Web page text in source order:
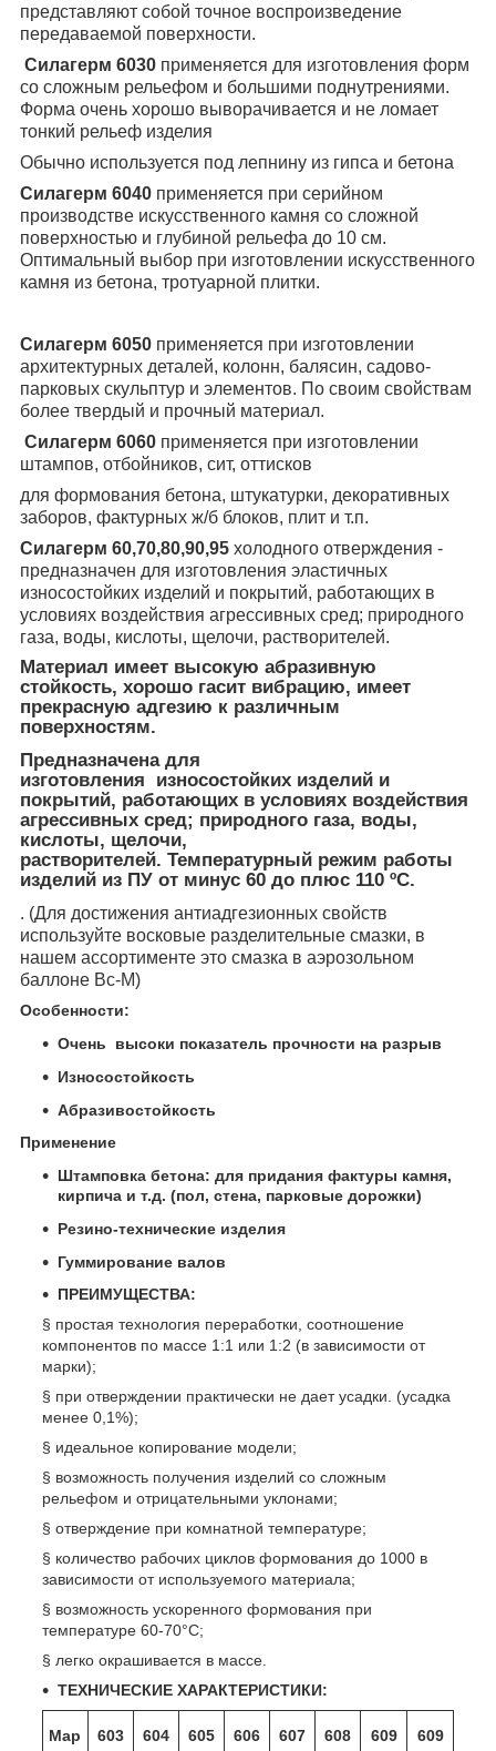
представляют собой точное воспроизведение
передаваемой поверхности.
Силагерм 6030 применяется для изготовления форм
со сложным рельефом и большими поднутрениями.
Форма очень хорошо выворачивается и не ломает
тонкий рельеф изделия
Обычно используется под лепнину из гипса и бетона
Силагерм 6040 применяется при серийном
производстве искусственного камня со сложной
поверхностью и глубиной рельефа до 10 см.
Оптимальный выбор при изготовлении искусственного
камня из бетона, тротуарной плитки.
Силагерм 6050 применяется при изготовлении
архитектурных деталей, колонн, балясин, садово-
парковых скульптур и элементов. По своим свойствам
более твердый и прочный материал.
Силагерм 6060 применяется при изготовлении
штампов, отбойников, сит, оттисков
для формования бетона, штукатурки, декоративных
заборов, фактурных ж/б блоков, плит и т.п.
Силагерм 60,70,80,90,95 холодного отверждения -
предназначен для изготовления эластичных
износостойких изделий и покрытий, работающих в
условиях воздействия агрессивных сред; природного
газа, воды, кислоты, щелочи, растворителей.
Материал имеет высокую абразивную
стойкость, хорошо гасит вибрацию, имеет
прекрасную адгезию к различным
поверхностям.
Предназначена для
изготовления износостойких изделий и
покрытий, работающих в условиях воздействия
агрессивных сред; природного газа, воды,
кислоты, щелочи,
растворителей. Температурный режим работы
изделий из ПУ от минус 60 до плюс 110 ºС.
. (Для достижения антиадгезионных свойств
используйте восковые разделительные смазки, в
нашем ассортименте это смазка в аэрозольном
баллоне Вс-М)
Особенности:
Очень высоки показатель прочности на разрыв
Износостойкость
Абразивостойкость
Применение
Штамповка бетона: для придания фактуры камня,
кирпича и т.д. (пол, стена, парковые дорожки)
Резино-технические изделия
Гуммирование валов
ПРЕИМУЩЕСТВА:
§ простая технология переработки, соотношение
компонентов по массе 1:1 или 1:2 (в зависимости от
марки);
§ при отверждении практически не дает усадки. (усадка
менее 0,1%);
§ идеальное копирование модели;
§ возможность получения изделий со сложным
рельефом и отрицательными уклонами;
§ отверждение при комнатной температуре;
§ количество рабочих циклов формования до 1000 в
зависимости от используемого материала;
§ возможность ускоренного формования при
температуре 60-70°С;
§ легко окрашивается в массе.
ТЕХНИЧЕСКИЕ ХАРАКТЕРИСТИКИ:
Мар
603
604
605
606
607
608
609
609